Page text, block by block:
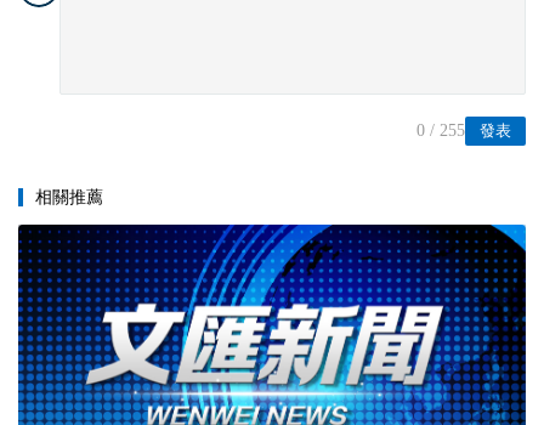
發表
0 / 255
相關推薦